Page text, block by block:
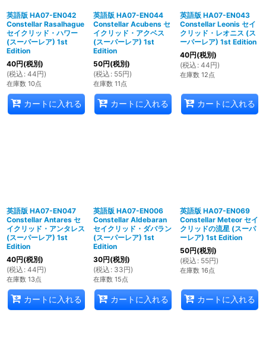
英語版 HA07-EN042
Constellar Rasalhague
セイクリッド・ハワー
(スーパーレア) 1st
Edition
40円(税別)
(税込 : 44円)
在庫数 10点
カートに入れる
英語版 HA07-EN044
Constellar Acubens セ
イクリッド・アクベス
(スーパーレア) 1st
Edition
50円(税別)
(税込 : 55円)
在庫数 11点
カートに入れる
英語版 HA07-EN043
Constellar Leonis セイ
クリッド・レオニス (ス
ーパーレア) 1st Edition
40円(税別)
(税込 : 44円)
在庫数 12点
カートに入れる
英語版 HA07-EN047
Constellar Antares セ
イクリッド・アンタレス
(スーパーレア) 1st
Edition
40円(税別)
(税込 : 44円)
在庫数 13点
カートに入れる
英語版 HA07-EN006
Constellar Aldebaran
セイクリッド・ダバラン
(スーパーレア) 1st
Edition
30円(税別)
(税込 : 33円)
在庫数 15点
カートに入れる
英語版 HA07-EN069
Constellar Meteor セイ
クリッドの流星 (スーパ
ーレア) 1st Edition
50円(税別)
(税込 : 55円)
在庫数 16点
カートに入れる